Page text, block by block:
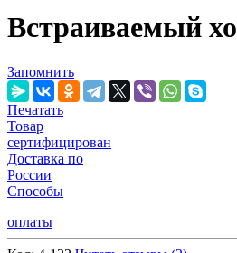
Встраиваемый
Запомнить
Печатать
Товар
сертифицирован
Доставка по
России
Способы
оплаты